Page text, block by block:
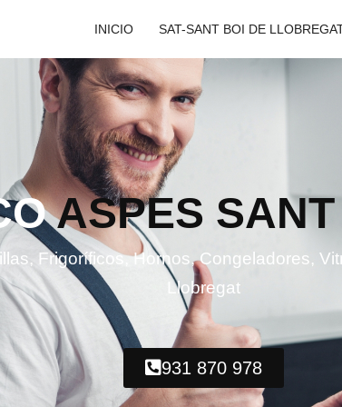
INICIO SAT-SANT BOI DE
ASPES
Frigoríficos, Hornos, Congeladores,
Llobregat
931 870 978